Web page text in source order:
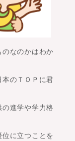
なのかはわか
のＴＯＰに君
進学や学力格
に立つことを